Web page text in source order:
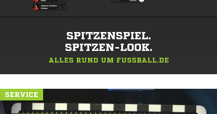
SPITZENSPIEL.
SPITZEN-LOOK.
ALLES RUND UM FUSSBALL.DE
SERVICE